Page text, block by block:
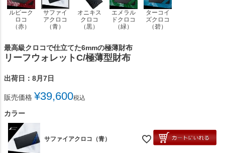
ルビーク
ロコ
（赤）
サファイ
アクロコ
（青）
オニキス
クロコ
（黒）
エメラル
ドクロコ
（緑）
ターコイ
ズクロコ
（碧）
最高級クロコで仕立てた6mmの極薄財布
リーフウォレットC/極薄型財布
出荷日：8月7日
販売価格 ¥39,600税込
カラー
サファイアクロコ（青）